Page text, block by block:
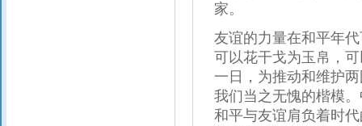
家。
友谊的力量在和平年
可以花干戈为玉帛，
一日，为推动和维护
我们当之无愧的楷模
和平与友谊肩负着时